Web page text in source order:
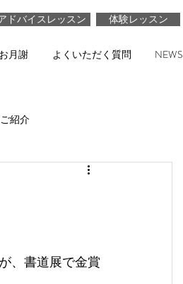
ドバイスレッスン 体験レッスン
月謝 よくいただく質問 NEWS
紹介
、書道展で金賞